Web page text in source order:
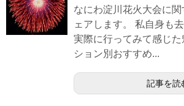
なにわ淀川花火大会に
ェアします。 私自身も
実際に行ってみて感じ
ション別おすすめ...
記事を読